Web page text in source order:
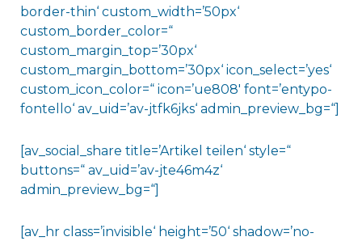
border-thin‘ custom_width=’50px‘
custom_border_color=“
custom_margin_top=’30px‘
custom_margin_bottom=’30px‘ icon_select=’yes‘
custom_icon_color=“ icon=’ue808′ font=’entypo-
fontello‘ av_uid=’av-jtfk6jks‘ admin_preview_bg=“]
[av_social_share title=’Artikel teilen‘ style=“
buttons=“ av_uid=’av-jte46m4z‘
admin_preview_bg=“]
[av_hr class=’invisible‘ height=’50‘ shadow=’no-